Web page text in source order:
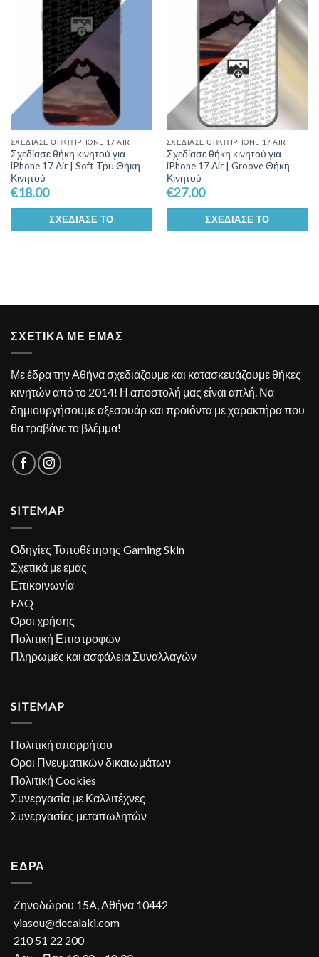
Wishlist
ΣΧΕΔΊΑΣΕ ΘΉΚΗ IPHONE 17 AIR
Σχεδίασε θήκη κινητού για
iPhone 17 Air | Soft Tpu Θήκη
Κινητού
€18.00
ΣΧΕΔΊΑΣΕ ΤΟ
Wishlist
ΣΧΕΔΊΑΣΕ ΘΉΚΗ IPHONE 17 AIR
Σχεδίασε θήκη κινητού για
iPhone 17 Air | Groove Θήκη
Κινητού
€27.00
ΣΧΕΔΊΑΣΕ ΤΟ
ΣΧΕΤΙΚΑ ΜΕ ΕΜΑΣ
Με έδρα την Αθήνα σχεδιάζουμε και κατασκευάζουμε θήκες
κινητών από το 2014! Η αποστολή μας είναι απλή. Να
δημιουργήσουμε αξεσουάρ και προϊόντα με χαρακτήρα που
θα τραβάνε το βλέμμα!
SITEMAP
Οδηγίες Τοποθέτησης Gaming Skin
Σχετικά με εμάς
Επικοινωνία
FAQ
Όροι χρήσης
Πολιτική Επιστροφών
Πληρωμές και ασφάλεια Συναλλαγών
SITEMAP
Πολιτική απορρήτου
Οροι Πνευματικών δικαιωμάτων
Πολιτική Cookies
Συνεργασία με Καλλιτέχνες
Συνεργασίες μεταπωλητών
ΕΔΡΑ
Ζηνοδώρου 15A, Αθήνα 10442
yiasou@decalaki.com
210 51 22 200